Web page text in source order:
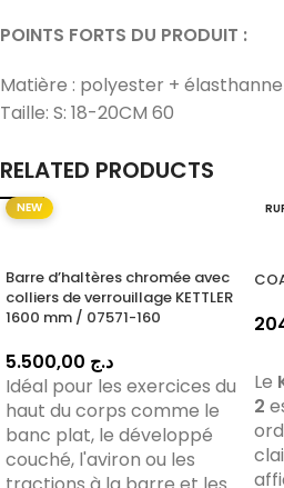
POINTS FORTS DU PRODUIT :
Matière : polyester + élasthanne
Taille: S: 18-20CM 60
RELATED PRODUCTS
NEW
Barre d’haltères chromée avec
colliers de verrouillage KETTLER
1600 mm / 07571-160
د.ج
Idéal pour les exercices du
haut du corps comme le
banc plat, le développé
couché, l'aviron ou les
Le
2